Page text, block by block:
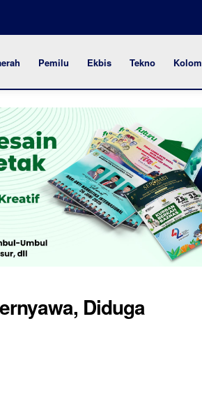
Pemilu Ekbis Tekno Kolom
Diduga